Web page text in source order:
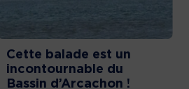
Cette balade est un
incontournable du
Bassin d’Arcachon !